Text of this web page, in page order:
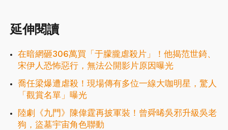
延伸閱讀
在暗網砸306萬買「于朦朧虐殺片」！他揭范世錡、
宋伊人恐怖惡行，無法公開影片原因曝光
喬任梁爆遭虐殺！現場傳有多位一線大咖明星，驚人
「觀賞名單」曝光
陸劇《九門》陳偉霆再披軍裝！曾舜晞吳邪升級吳老
狗，盜墓宇宙角色聯動